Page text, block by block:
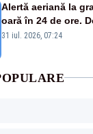
Alertă aeriană la
oară în 24 de ore.
Eurofighter
31 iul. 2026, 07:24